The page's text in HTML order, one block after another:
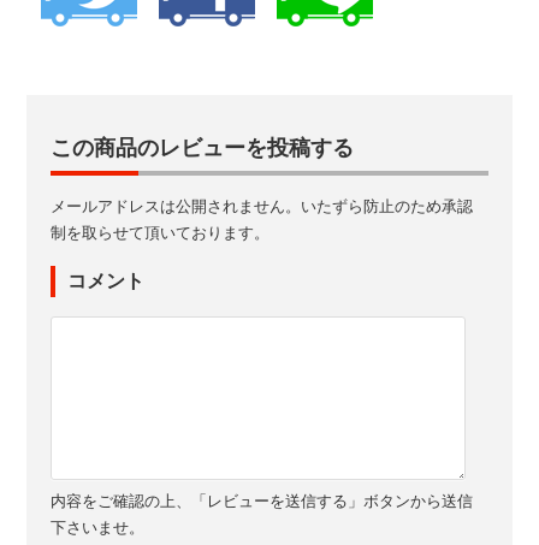
この商品のレビューを投稿する
メールアドレスは公開されません。いたずら防止のため承認
制を取らせて頂いております。
コメント
内容をご確認の上、「レビューを送信する」ボタンから送信
下さいませ。